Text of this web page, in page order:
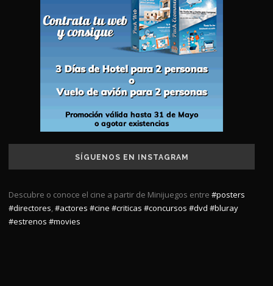
SÍGUENOS EN INSTAGRAM
Descubre o conoce el cine a partir de Minijuegos entre #posters
#directores,#actores #cine #criticas #concursos #dvd #bluray
#estrenos #movies